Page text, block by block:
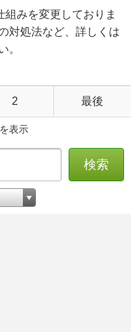
みを変更しておりま
対処法など、詳しくは
。
2 最後
表示
検索